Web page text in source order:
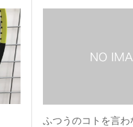
ふつうのコトを言わ